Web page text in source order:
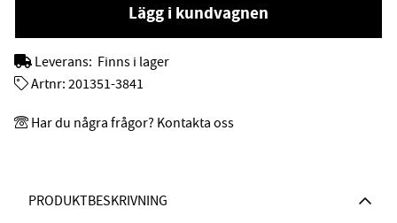
PRODUKTBESKRIVNING
Lägg i kundvagnen
Leverans: Finns i lager
Artnr: 201351-3841
Har du några frågor? Kontakta oss